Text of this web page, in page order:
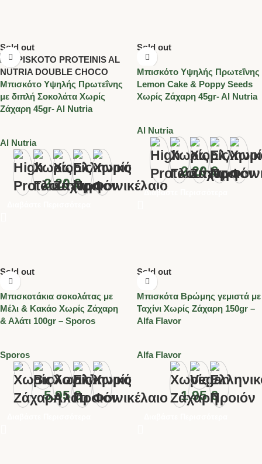
Sold out
Μπισκότο Υψηλής Πρωτεΐνης
με διπλή Σοκολάτα Χωρίς
Ζάχαρη 45gr- Al Nutria
Al Nutria
2.20€
Sold out
Μπισκότο Υψηλής Πρωτεΐνης
Lemon Cake & Poppy Seeds
Χωρίς Ζάχαρη 45gr- Al Nutria
Al Nutria
2.20€
Διαβάστε Περισσότερα
Sold out
Μπισκοτάκια σοκολάτας με
Μέλι & Κακάο Χωρίς Ζάχαρη
& Αλάτι 100gr – Sporos
Sporos
5.95€
Sold out
Μπισκότα Βρώμης γεμιστά με
Ταχίνι Χωρίς Ζάχαρη 150gr –
Alfa Flavor
Alfa Flavor
1.95€